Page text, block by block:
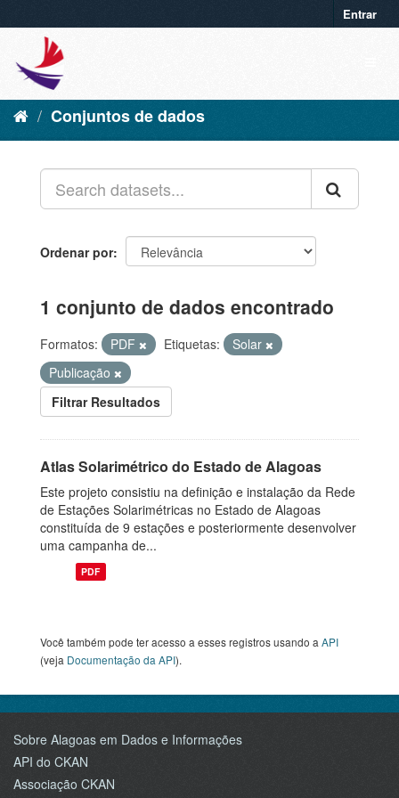
Entrar
Conjuntos de dados
Ordenar por
1 conjunto de dados encontrado
Formatos: PDF Etiquetas:
Solar
Publicação
Filtrar Resultados
Atlas Solarimétrico do Estado de Alagoas
Este projeto consistiu na definição e instalação da Rede
de Estações Solarimétricas no Estado de Alagoas
constituída de 9 estações e posteriormente desenvolver
uma campanha de...
PDF
Você também pode ter acesso a esses registros usando a API
(veja Documentação da API).
Sobre Alagoas em Dados e Informações
API do CKAN
Associação CKAN